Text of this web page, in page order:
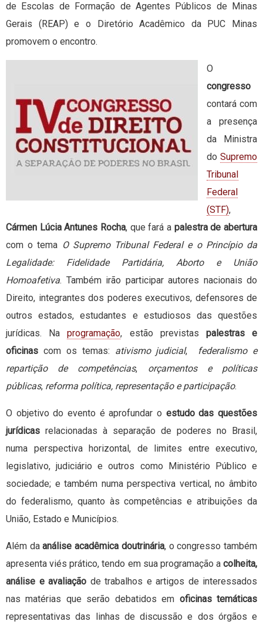
de Escolas de Formação de Agentes Públicos de Minas
Gerais (REAP) e o Diretório Acadêmico da PUC Minas
promovem o encontro.
O
congresso
contará com
a presença
da Ministra
do Supremo
Tribunal
Federal
(STF),
Cármen Lúcia Antunes Rocha, que fará a palestra de abertura
com o tema O Supremo Tribunal Federal e o Princípio da
Legalidade: Fidelidade Partidária, Aborto e União
Homoafetiva. Também irão participar autores nacionais do
Direito, integrantes dos poderes executivos, defensores de
outros estados, estudantes e estudiosos das questões
jurídicas. Naprogramação, estão previstas palestras e
oficinas com os temas: ativismo judicial, federalismo e
repartição de competências, orçamentos e políticas
públicas, reforma política, representação e participação.
O objetivo do evento é aprofundar o estudo das questões
jurídicas relacionadas à separação de poderes no Brasil,
numa perspectiva horizontal, de limites entre executivo,
legislativo, judiciário e outros como Ministério Público e
sociedade; e também numa perspectiva vertical, no âmbito
do federalismo, quanto às competências e atribuições da
União, Estado e Municípios.
Além daanálise acadêmica doutrinária, o congresso também
apresenta viés prático, tendo em sua programação a colheita,
análise e avaliação de trabalhos e artigos de interessados
nas matérias que serão debatidos em oficinas temáticas
representativas das linhas de discussão e dos órgãos e